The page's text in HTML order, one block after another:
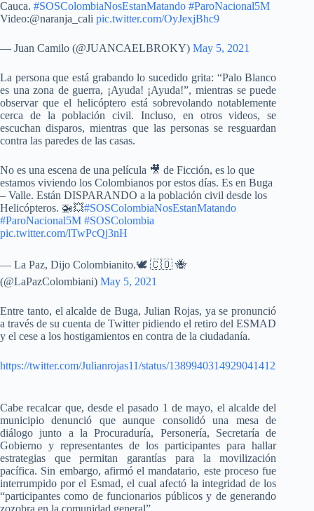
Cauca. #SOSColombiaNosEstanMatando #ParoNacional5M
Video:@naranja_cali pic.twitter.com/OyJexjBhc9
— Juan Camilo (@JUANCAELBROKY) May 5, 2021
La persona que está grabando lo sucedido grita: “Palo Blanco
es una zona de guerra, ¡Ayuda! ¡Ayuda!”, mientras se puede
observar que el helicóptero está sobrevolando notablemente
cerca de la población civil. Incluso, en otros videos, se
escuchan disparos, mientras que las personas se resguardan
contra las paredes de las casas.
No es una escena de una película 🎥 de Ficción, es lo que
estamos viviendo los Colombianos por estos días. Es en Buga
– Valle. Están DISPARANDO a la población civil desde los
Helicópteros. 🚁💥#SOSColombiaNosEstanMatando
#ParoNacional5M #SOSColombia
pic.twitter.com/lTwPcQj3nH
— La Paz, Dijo Colombianito.🕊 🇨🇴 🐝
(@LaPazColombiani) May 5, 2021
Entre tanto, el alcalde de Buga, Julian Rojas, ya se pronunció
a través de su cuenta de Twitter pidiendo el retiro del ESMAD
y el cese a los hostigamientos en contra de la ciudadanía.
https://twitter.com/Julianrojas11/status/1389940314929041412
Cabe recalcar que, desde el pasado 1 de mayo, el alcalde del
municipio denunció que aunque consolidó una mesa de
diálogo junto a la Procuraduría, Personería, Secretaría de
Gobierno y representantes de los participantes para hallar
estrategias que permitan garantías para la movilización
pacífica. Sin embargo, afirmó el mandatario, este proceso fue
interrumpido por el Esmad, el cual afectó la integridad de los
“participantes como de funcionarios públicos y de generando
zozobra en la comunidad general”.